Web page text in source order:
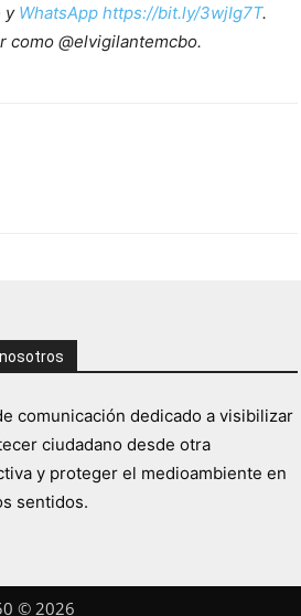
y WhatsApp https://bit.ly/3wjIg7T.
como @elvigilantemcbo.
comunicación dedicado a visibilizar
ciudadano desde otra
y proteger el medioambiente en
sentidos.
© 2026